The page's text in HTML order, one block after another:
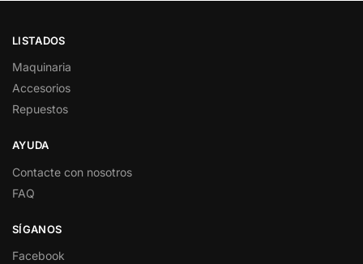
LISTADOS
Maquinaria
Accesorios
Repuestos
AYUDA
Contacte con nosotros
FAQ
SÍGANOS
Facebook